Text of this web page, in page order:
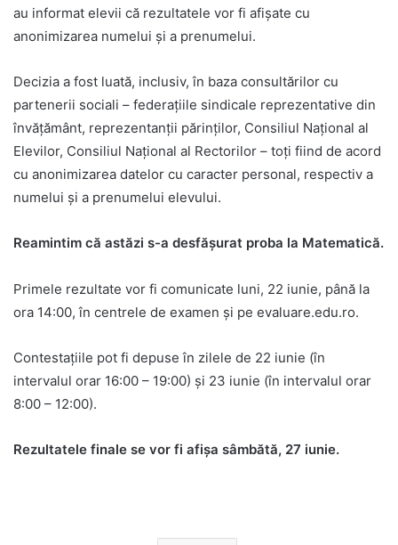
au informat elevii că rezultatele vor fi afișate cu
anonimizarea numelui și a prenumelui.
Decizia a fost luată, inclusiv, în baza consultărilor cu
partenerii sociali – federațiile sindicale reprezentative din
învățământ, reprezentanții părinților, Consiliul Național al
Elevilor, Consiliul Național al Rectorilor – toți fiind de acord
cu anonimizarea datelor cu caracter personal, respectiv a
numelui și a prenumelui elevului.
Reamintim că astăzi s-a desfășurat proba la Matematică.
Primele rezultate vor fi comunicate luni, 22 iunie, până la
ora 14:00, în centrele de examen și pe evaluare.edu.ro.
Contestațiile pot fi depuse în zilele de 22 iunie (în
intervalul orar 16:00 – 19:00) și 23 iunie (în intervalul orar
8:00 – 12:00).
Rezultatele finale se vor fi afișa sâmbătă, 27 iunie.